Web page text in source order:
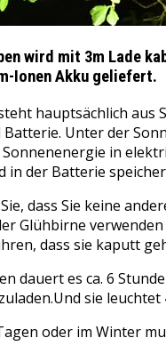
wird mit 3m Lade
Ionen Akku geliefert.
hauptsächlich aus
Unter der
in
in der Batterie
dass Sie keine
Glühbirne
dass sie kaputt
dauert es ca. 6
sie leuchtet
oder im Winter